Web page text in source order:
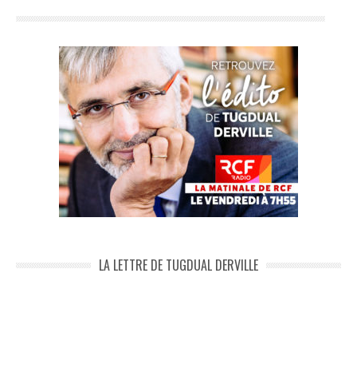
LA LETTRE DE TUGDUAL DERVILLE